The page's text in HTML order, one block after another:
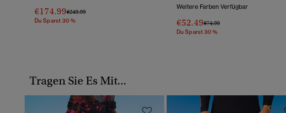
€174.99Preis Wurde Reduziert Von
€249.99Bis
Du Sparst 30 %
Weitere Farben Verfügbar
€52.49Preis Wurde Reduziert Von
€74.99Bis
Du Sparst 30 %
Tragen Sie Es Mit...